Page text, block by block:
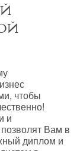
чтобы
и
Вам в
диплом и